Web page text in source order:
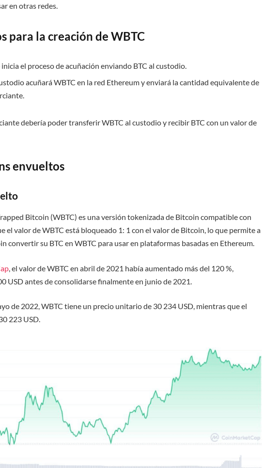
en otras redes.
para la creación de WBTC
el proceso de acuñación enviando BTC al custodio.
acuñará WBTC en la red Ethereum y enviará la cantidad equivalente de
debería poder transferir WBTC al custodio y recibir BTC con un valor de
envueltos
Bitcoin (WBTC) es una versión tokenizada de Bitcoin compatible con
el valor de WBTC está bloqueado 1: 1 con el valor de Bitcoin, lo que permite a
convertir su BTC en WBTC para usar en plataformas basadas en Ethereum.
, el valor de WBTC en abril de 2021 había aumentado más del 120 %,
USD antes de consolidarse finalmente en junio de 2021.
de 2022, WBTC tiene un precio unitario de 30 234 USD, mientras que el
223 USD.